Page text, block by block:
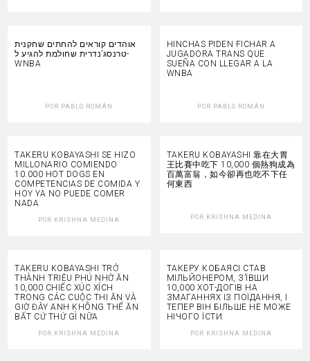
אוהדים קוראים להחתים שחקנית
טרנסג’נדרית שחולמת להגיע ל-
WNBA
POR PABLO ROMÁN
HINCHAS PIDEN FICHAR A
JUGADORA TRANS QUE
SUEÑA CON LLEGAR A LA
WNBA
POR PABLO ROMÁN
TAKERU KOBAYASHI SE HIZO
MILLONARIO COMIENDO
10.000 HOT DOGS EN
COMPETENCIAS DE COMIDA Y
HOY YA NO PUEDE COMER
NADA
POR KRISHNA MEDINA
TAKERU KOBAYASHI 靠在大胃
王比賽中吃下 10,000 個熱狗成為
百萬富翁，如今卻再也吃不下任
何東西
POR KRISHNA MEDINA
TAKERU KOBAYASHI TRỞ
THÀNH TRIỆU PHÚ NHỜ ĂN
10,000 CHIẾC XÚC XÍCH
TRONG CÁC CUỘC THI ĂN VÀ
GIỜ ĐÂY ANH KHÔNG THỂ ĂN
BẤT CỨ THỨ GÌ NỮA
POR KRISHNA MEDINA
ТАКЕРУ КОБАЯСІ СТАВ
МІЛЬЙОНЕРОМ, З’ЇВШИ
10,000 ХОТ-ДОГІВ НА
ЗМАГАННЯХ ІЗ ПОЇДАННЯ, І
ТЕПЕР ВІН БІЛЬШЕ НЕ МОЖЕ
НІЧОГО ЇСТИ
POR KRISHNA MEDINA